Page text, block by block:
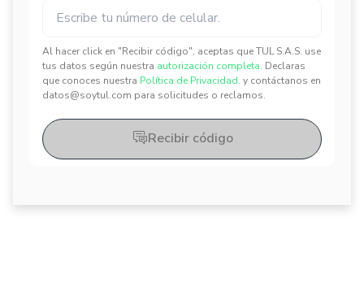
Al hacer click en "Recibir código", aceptas que TUL S.A.S. use
tus datos según nuestra autorización completa. Declaras
que conoces nuestra Política de Privacidad. y contáctanos en
datos@soytul.com para solicitudes o reclamos.
✕
✕
Recibir código